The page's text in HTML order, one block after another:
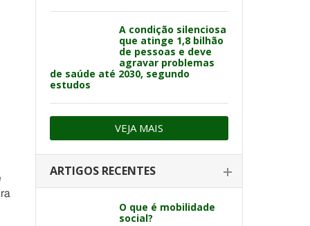
A condição silenciosa
que atinge 1,8 bilhão
de pessoas e deve
agravar problemas
de saúde até 2030, segundo
estudos
VEJA MAIS
ARTIGOS RECENTES
O que é mobilidade
social?